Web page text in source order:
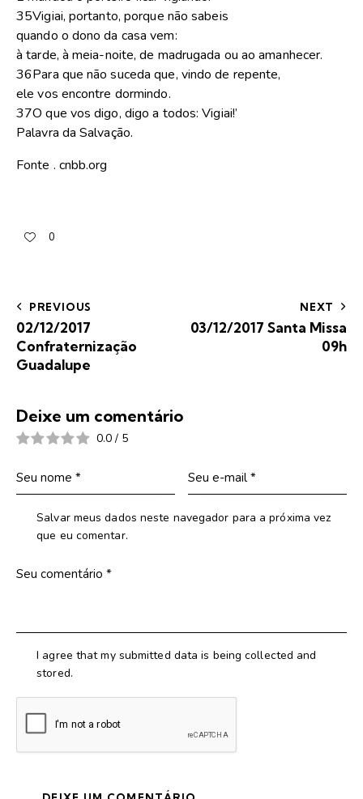
35Vigiai, portanto, porque não sabeis
quando o dono da casa vem:
à tarde, à meia-noite, de madrugada ou ao amanhecer.
36Para que não suceda que, vindo de repente,
ele vos encontre dormindo.
37O que vos digo, digo a todos: Vigiai!’
Palavra da Salvação.
Fonte . cnbb.org
0
PREVIOUS
02/12/2017
Confraternização
Guadalupe
NEXT
03/12/2017 Santa Missa
09h
Deixe um comentário
0.0 / 5
Salvar meus dados neste navegador para a próxima vez
que eu comentar.
I agree that my submitted data is being collected and
stored.